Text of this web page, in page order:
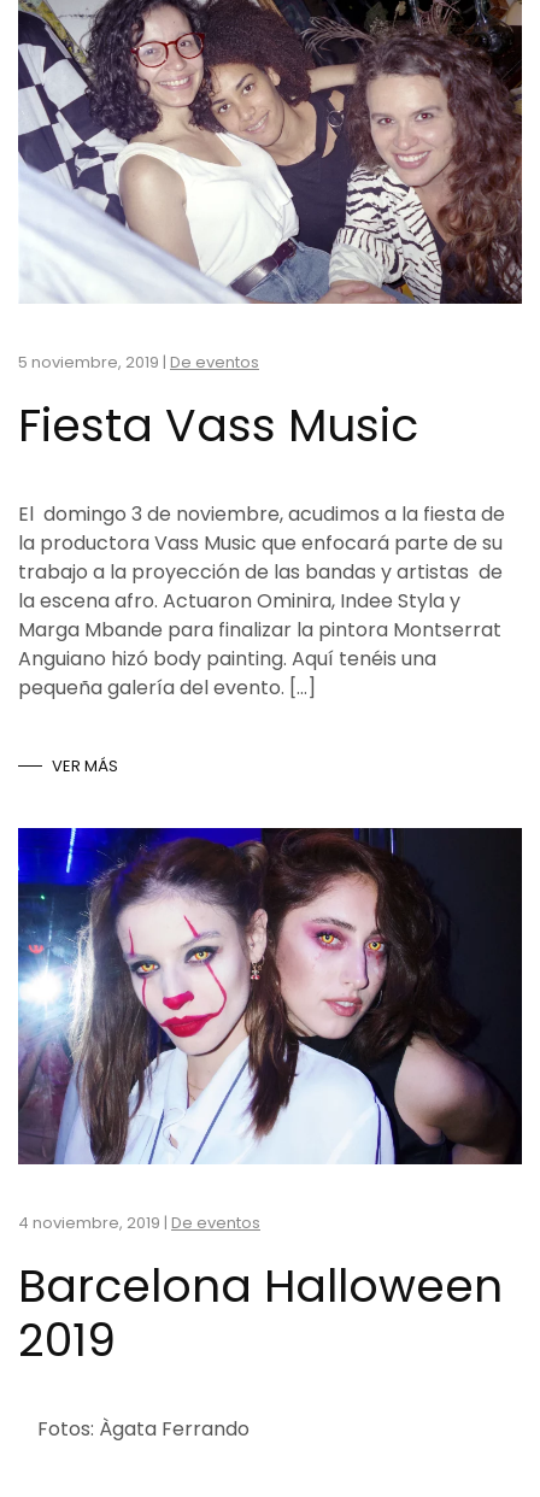
5 noviembre, 2019 | De eventos
Fiesta Vass Music
El domingo 3 de noviembre, acudimos a la fiesta de
la productora Vass Music que enfocará parte de su
trabajo a la proyección de las bandas y artistas de
la escena afro. Actuaron Ominira, Indee Styla y
Marga Mbande para finalizar la pintora Montserrat
Anguiano hizó body painting. Aquí tenéis una
pequeña galería del evento. […]
VER MÁS
4 noviembre, 2019 | De eventos
Barcelona Halloween
2019
Fotos: Àgata Ferrando